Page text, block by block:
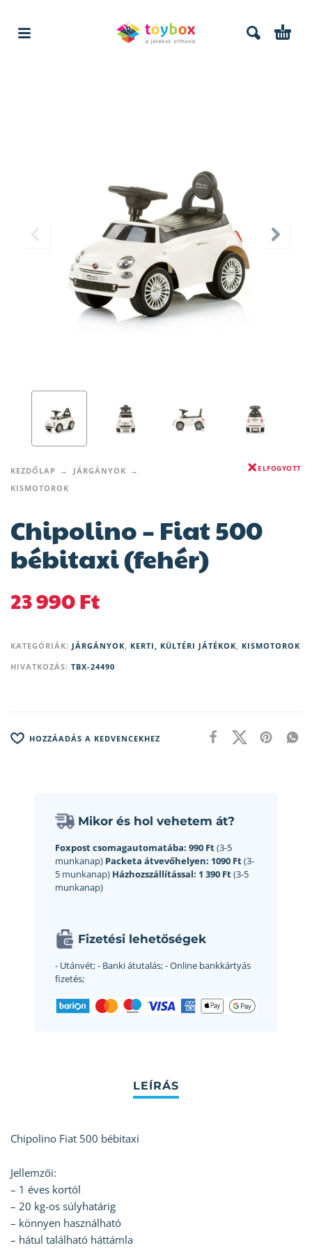
KEZDŐLAP
JÁRGÁNYOK
KISMOTOROK
ELFOGYOTT
Chipolino – Fiat 500
bébitaxi (fehér)
23 990Ft
KATEGÓRIÁK: JÁRGÁNYOK, KERTI, KÜLTÉRI JÁTÉKOK, KISMOTOROK
HIVATKOZÁS: TBX-24490
HOZZÁADÁS A KEDVENCEKHEZ
Mikor és hol vehetem át?
Foxpost csomagautomatába: 990 Ft(3-5
munkanap) Packeta átvevőhelyen: 1090 Ft(3-
5 munkanap) Házhozszállítással: 1 390 Ft(3-5
munkanap)
Fizetési lehetőségek
- Utánvét;- Banki átutalás;- Online bankkártyás
fizetés;
Chipolino Fiat 500 bébitaxi
Jellemzői:
– 1 éves kortól
– 20 kg-os súlyhatárig
– könnyen használható
– hátul található háttámla